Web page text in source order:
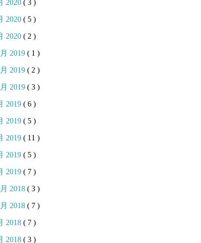
2020 ( 3 )
2020 ( 5 )
2020 ( 2 )
2019 ( 1 )
2019 ( 2 )
2019 ( 3 )
2019 ( 6 )
2019 ( 5 )
2019 ( 11 )
2019 ( 5 )
2019 ( 7 )
2018 ( 3 )
2018 ( 7 )
2018 ( 7 )
2018 ( 3 )